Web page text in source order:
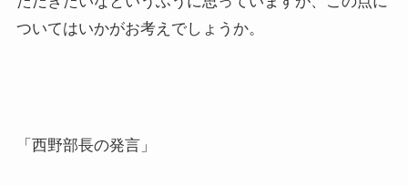
ついてはいかがお考えでしょうか。
「西野部長の発言」